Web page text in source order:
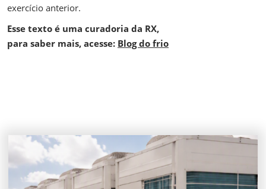
exercício anterior.
Esse texto é uma curadoria da RX,
para saber mais, acesse: Blog do frio